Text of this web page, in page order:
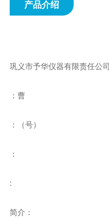
产品介绍
巩义市予华仪器有限责任公司
：曹
： （号）
：
:
简介：